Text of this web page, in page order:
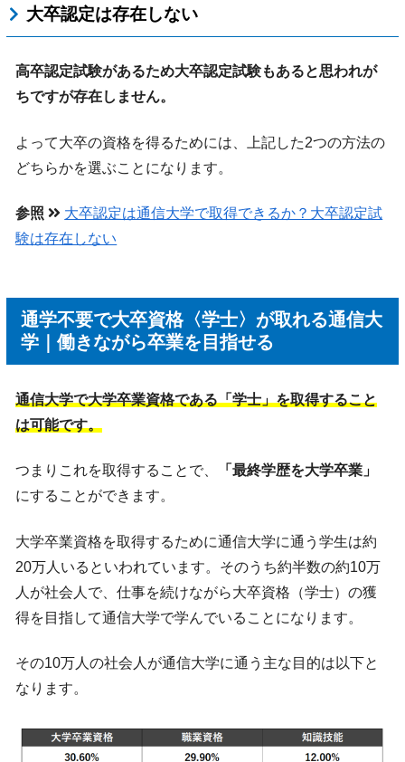
大卒認定は存在しない
高卒認定試験があるため大卒認定試験もあると思われが
ちですが存在しません。
よって大卒の資格を得るためには、上記した2つの方法の
どちらかを選ぶことになります。
参照
大卒認定は通信大学で取得できるか？大卒認定試
験は存在しない
通学不要で大卒資格〈学士〉が取れる通信大
学｜働きながら卒業を目指せる
通信大学で大学卒業資格である「学士」を取得すること
は可能です。
つまりこれを取得することで、
「最終学歴を大学卒業」
にすることができます。
大学卒業資格を取得するために通信大学に通う学生は約
20万人いるといわれています。そのうち約半数の約10万
人が社会人で、仕事を続けながら大卒資格（学士）の獲
得を目指して通信大学で学んでいることになります。
その10万人の社会人が通信大学に通う主な目的は以下と
なります。